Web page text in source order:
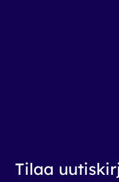
Tilaa